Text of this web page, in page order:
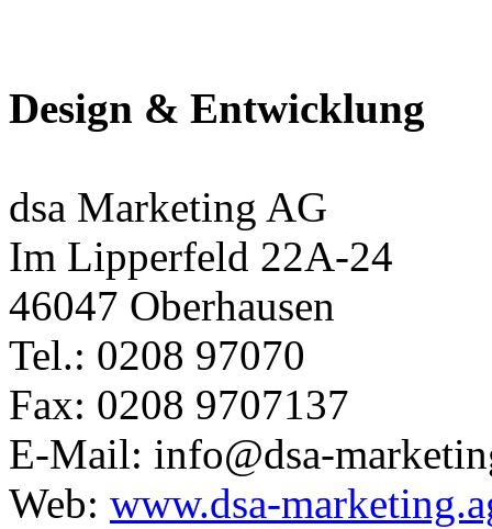
Design & Entwicklung
dsa Marketing AG
Im Lipperfeld 22A-24
46047 Oberhausen
Tel.: 0208 97070
Fax: 0208 9707137
E-Mail: info@dsa-
Web: www.dsa-